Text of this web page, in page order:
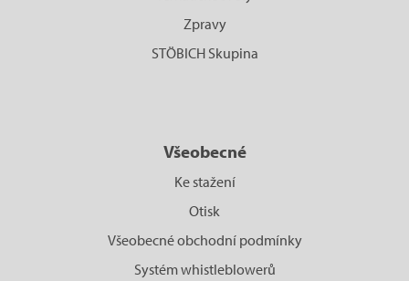
Zpravy
STÖBICH Skupina
Všeobecné
Ke stažení
Otisk
Všeobecné obchodní podmínky
Systém whistleblowerů